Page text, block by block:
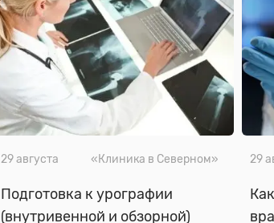
29 августа «Клиника в Северном»
Подготовка к урографии
(внутривенной и обзорной)
29